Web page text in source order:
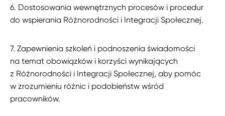
6. Dostosowania wewnętrznych procesów i procedur
do wspierania Różnorodności i Integracji Społecznej.
7. Zapewnienia szkoleń i podnoszenia świadomości
na temat obowiązków i korzyści wynikających
z Różnorodności i Integracji Społecznej, aby pomóc
w zrozumieniu różnic i podobieństw wśród
pracowników.